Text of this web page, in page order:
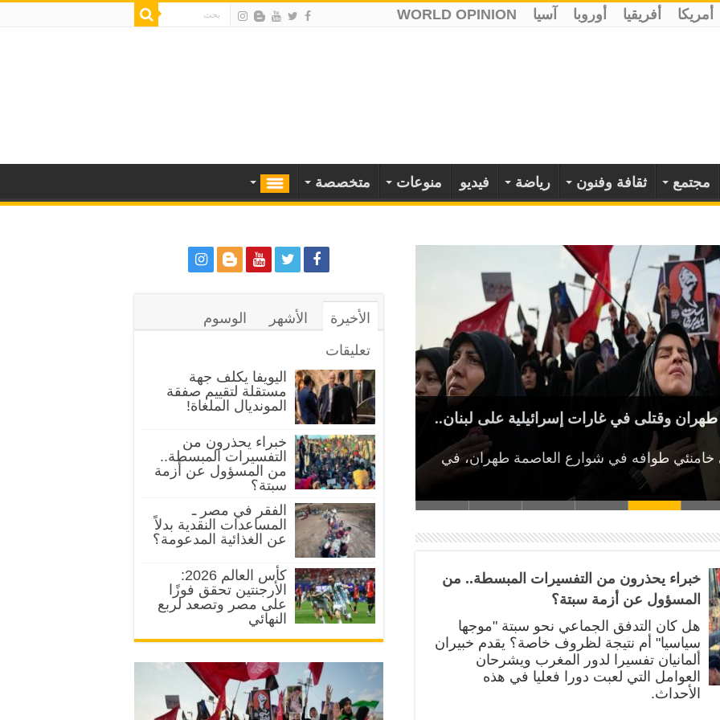
أمريكا أفريقيا أوروبا آسيا WORLD OPINION
مجتمع ثقافة وفنون رياضة فيديو منوعات متخصصة
المونديال الملغاة!
من المسؤول عن أزمة سبتة؟
عن الغذائية المدعومة؟
كأس العالم 2026: ثنائية من هالاند..النرويج تهزم البرازيل في دور الـ16 وإنجلترا
وقتلى في غارات إسرائيلية على لبنان..
خامنئي طوافه في شوارع العاصمة طهران، في
يفوز على كندا وفرنسا تتأهل بصعوبة على حساب
في ربع النهائي
كأس العالم 2026: رياض محرز يعلن اعتزال اللعب دوليًا.. سويسرا تهزم الجزائر 2-0 كأس العالم 2026: إنجلترا تهزم الكونغو الديمقراطية 2-1 بفضل هاري كين وتتأهل
كأس العالم 2026: المغرب يتفوق على هولندا ويتأهل إلى دور الـ16… البرازيل
يد باراغواي
خبراء يحذرون من التفسيرات المبسطة.. من
المسؤول عن أزمة سبتة؟
هل كان التدفق الجماعي نحو سبتة "موجها
سياسيا" أم نتيجة لظروف خاصة؟ يقدم خبيران
ألمانيان تفسيرا لدور المغرب ويشرحان
العوامل التي لعبت دورا فعليا في هذه
الأحداث.
الأخيرة الأشهر
الوسوم
تعليقات
اليويفا يكلف جهة
مستقلة لتقييم صفقة
المونديال الملغاة!
خبراء يحذرون من
التفسيرات المبسطة..
من المسؤول عن أزمة
سبتة؟
الفقر في مصر ـ
المساعدات النقدية بدلاً
عن الغذائية المدعومة؟
كأس العالم 2026:
الأرجنتين تحقق فوزًا
على مصر وتصعد لربع
النهائي